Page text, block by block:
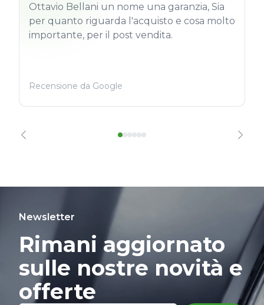
Ottavio Bellani un nome una garanzia, Sia
per quanto riguarda l'acquisto e cosa molto
importante, per il post vendita.
Recensione da Google
Newsletter
Rimani aggiornato
sulle nostre novità e
offerte